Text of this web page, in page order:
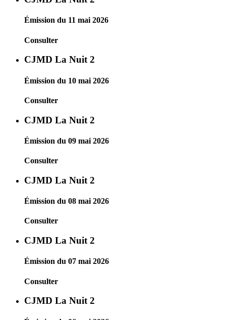
Émission du 11 mai 2026
Consulter
CJMD La Nuit 2
Émission du 10 mai 2026
Consulter
CJMD La Nuit 2
Émission du 09 mai 2026
Consulter
CJMD La Nuit 2
Émission du 08 mai 2026
Consulter
CJMD La Nuit 2
Émission du 07 mai 2026
Consulter
CJMD La Nuit 2